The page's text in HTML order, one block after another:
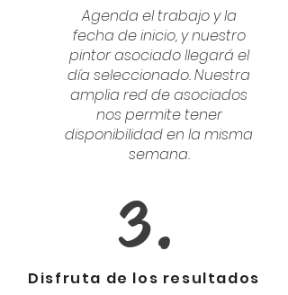
Agenda el trabajo y la
fecha de inicio, y nuestro
pintor asociado llegará el
día seleccionado. Nuestra
amplia red de asociados
nos permite tener
disponibilidad en la misma
semana.
3.
Disfruta de los resultados